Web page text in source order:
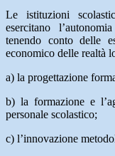
Le istituzioni
esercitano
tenendo conto delle
economico delle realtà
a) la progettazione
b) la formazione e
personale scolastico;
c) l’innovazione